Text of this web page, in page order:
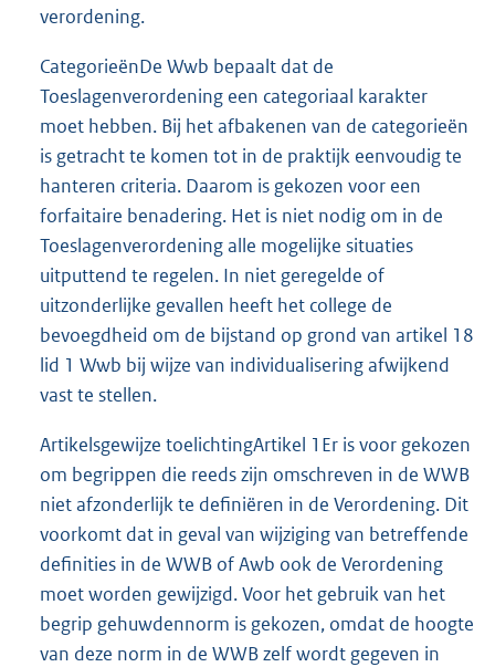
verordening.
CategorieënDe Wwb bepaalt dat de
Toeslagenverordening een categoriaal karakter
moet hebben. Bij het afbakenen van de categorieën
is getracht te komen tot in de praktijk eenvoudig te
hanteren criteria. Daarom is gekozen voor een
forfaitaire benadering. Het is niet nodig om in de
Toeslagenverordening alle mogelijke situaties
uitputtend te regelen. In niet geregelde of
uitzonderlijke gevallen heeft het college de
bevoegdheid om de bijstand op grond van artikel 18
lid 1 Wwb bij wijze van individualisering afwijkend
vast te stellen.
Artikelsgewijze toelichtingArtikel 1Er is voor gekozen
om begrippen die reeds zijn omschreven in de WWB
niet afzonderlijk te definiëren in de Verordening. Dit
voorkomt dat in geval van wijziging van betreffende
definities in de WWB of Awb ook de Verordening
moet worden gewijzigd. Voor het gebruik van het
begrip gehuwdennorm is gekozen, omdat de hoogte
van deze norm in de WWB zelf wordt gegeven in